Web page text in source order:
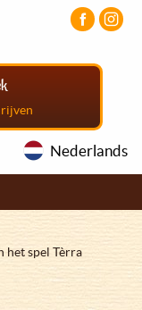
Nederlands
het spel Tèrra